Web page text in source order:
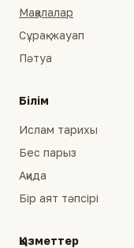
Мақалалар
Сұрақ-жауап
Пәтуа
Білім
Ислам тарихы
Бес парыз
Ақида
Бір аят тәпсірі
Қызметтер